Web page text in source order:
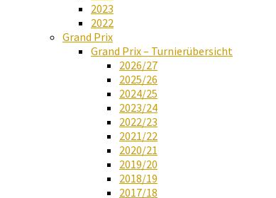
2023
2022
Grand Prix
Grand Prix – Turnierübersicht
2026/27
2025/26
2024/25
2023/24
2022/23
2021/22
2020/21
2019/20
2018/19
2017/18